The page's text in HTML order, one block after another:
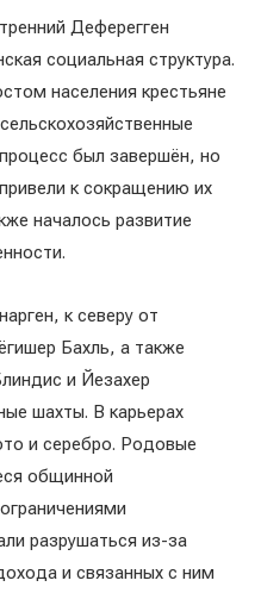
Деферегген
социальная структура.
населения крестьяне
был завершён, но
к сокращению их
началось развитие
к северу от
Бахль, а также
и Йезахер
шахты. В карьерах
и серебро. Родовые
общинной
разрушаться из-за
и связанных с ним